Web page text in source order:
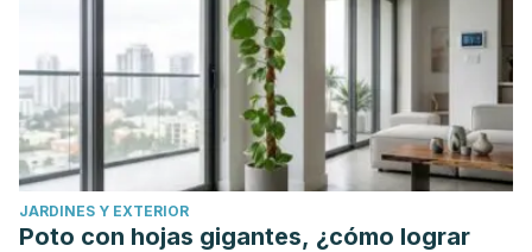
https://www.plannedparenthood.org/es/temas-de-
salud/anticonceptivos/espermicidas/cuan-eficaz-es-el-
espermicida
American Pregnancy Association. Esponja anticonceptiva.
(2015). Recuperado el 17 de noviembre de 2020.
https://americanpregnancy.org/es/preventing-
pregnancy/contraceptive-sponge-5036/
JARDINES Y EXTERIOR
Poto con hojas gigantes, ¿cómo lograr